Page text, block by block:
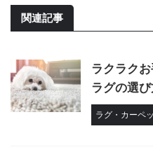
関連記事
ラクラク
ラグの選
ラグ・カーペ